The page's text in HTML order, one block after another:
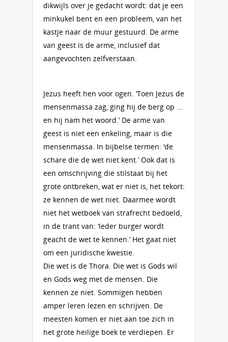
dikwijls over je gedacht wordt: dat je een
minkukel bent en een probleem, van het
kastje naar de muur gestuurd. De arme
van geest is de arme, inclusief dat
aangevochten zelfverstaan.
Jezus heeft hen voor ogen. ‘Toen Jezus de
mensenmassa zag, ging hij de berg op ...
en hij nam het woord.’ De arme van
geest is niet een enkeling, maar is die
mensenmassa. In bijbelse termen: ‘de
schare die de wet niet kent.’ Ook dat is
een omschrijving die stilstaat bij het
grote ontbreken, wat er niet is, het tekort:
ze kennen de wet niet. Daarmee wordt
niet het wetboek van strafrecht bedoeld,
in de trant van: ‘Ieder burger wordt
geacht de wet te kennen.’ Het gaat niet
om een juridische kwestie.
Die wet is de Thora. Die wet is Gods wil
en Gods weg met de mensen. Die
kennen ze niet. Sommigen hebben
amper leren lezen en schrijven. De
meesten komen er niet aan toe zich in
het grote heilige boek te verdiepen. Er